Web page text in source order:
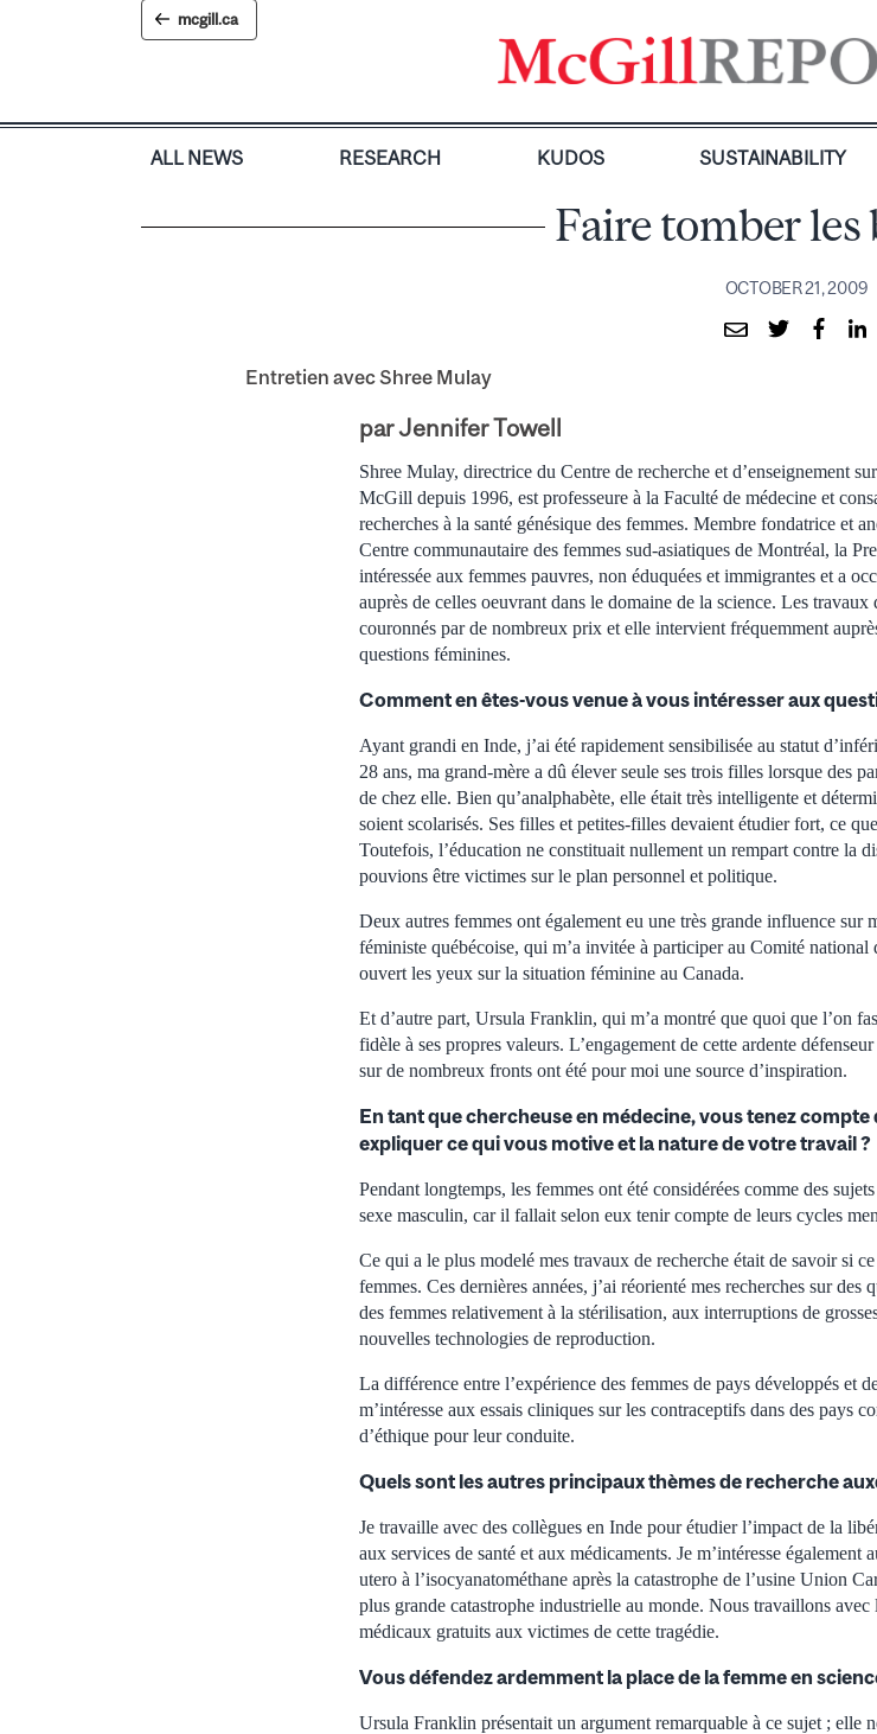
mcgill.ca
ALL NEWS RESEARCH KUDOS SUSTAINABILITY
Faire tomber les
OCTOBER 21, 2009
Entretien avec Shree Mulay
par Jennifer Towell
Shree Mulay, directrice du Centre de recherche et d’enseignement
McGill depuis 1996, est professeure à la Faculté de médecine et
recherches à la santé génésique des femmes. Membre fondatrice et
Centre communautaire des femmes sud-asiatiques de Montréal, la
intéressée aux femmes pauvres, non éduquées et immigrantes et a
auprès de celles oeuvrant dans le domaine de la science. Les
couronnés par de nombreux prix et elle intervient fréquemment
questions féminines.
Comment en êtes-vous venue à vous intéresser aux
Ayant grandi en Inde, j’ai été rapidement sensibilisée au statut
28 ans, ma grand-mère a dû élever seule ses trois filles lorsque des
de chez elle. Bien qu’analphabète, elle était très intelligente et
soient scolarisés. Ses filles et petites-filles devaient étudier fort, ce
Toutefois, l’éducation ne constituait nullement un rempart contre la
pouvions être victimes sur le plan personnel et politique.
Deux autres femmes ont également eu une très grande influence sur
féministe québécoise, qui m’a invitée à participer au Comité national
ouvert les yeux sur la situation féminine au Canada.
Et d’autre part, Ursula Franklin, qui m’a montré que quoi que l’on
fidèle à ses propres valeurs. L’engagement de cette ardente
sur de nombreux fronts ont été pour moi une source d’inspiration.
En tant que chercheuse en médecine, vous tenez
expliquer ce qui vous motive et la nature de votre travail ?
Pendant longtemps, les femmes ont été considérées comme des
sexe masculin, car il fallait selon eux tenir compte de leurs cycles
Ce qui a le plus modelé mes travaux de recherche était de savoir si
femmes. Ces dernières années, j’ai réorienté mes recherches sur des
des femmes relativement à la stérilisation, aux interruptions de
nouvelles technologies de reproduction.
La différence entre l’expérience des femmes de pays développés et
m’intéresse aux essais cliniques sur les contraceptifs dans des pays
d’éthique pour leur conduite.
Quels sont les autres principaux thèmes de recherche
Je travaille avec des collègues en Inde pour étudier l’impact de la
aux services de santé et aux médicaments. Je m’intéresse également
utero à l’isocyanatométhane après la catastrophe de l’usine Union
plus grande catastrophe industrielle au monde. Nous travaillons
médicaux gratuits aux victimes de cette tragédie.
Vous défendez ardemment la place de la femme en
Ursula Franklin présentait un argument remarquable à ce sujet ; elle